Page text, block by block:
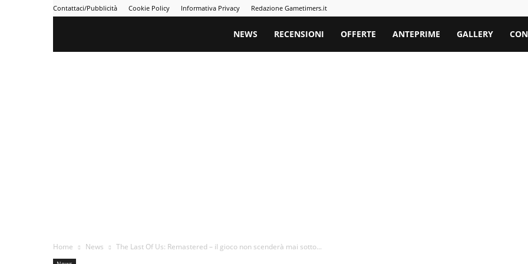
Contattaci/Pubblicità Cookie Policy Informativa Privacy Redazione Gametimers.it
Gametimers
NEWS RECENSIONI OFFERTE ANTEPRIME GALLERY
Home News The Last Of Us: Remastered – il gioco non scenderà mai sotto...